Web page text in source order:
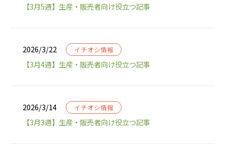
【3月5週】生産・販売者向け役立つ記事
2026/3/22 イチオシ情報
【3月4週】生産・販売者向け役立つ記事
2026/3/14 イチオシ情報
【3月3週】生産・販売者向け役立つ記事